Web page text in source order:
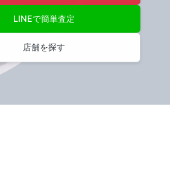
メール査定はこちらから
LINEで簡単査定
店舗を探す